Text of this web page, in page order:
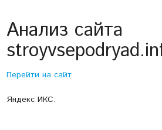
Анализ сайта
Перейти на сайт
Яндекс ИКС: